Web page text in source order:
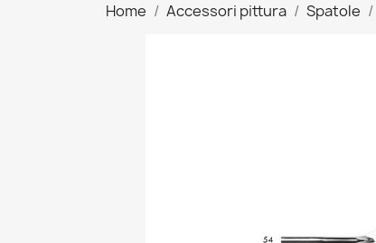
Home Accessori pittura Spatole